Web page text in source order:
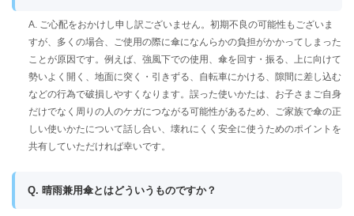
A. ご心配をおかけし申し訳ございません。初期不良の可能性もございま
すが、多くの場合、ご使用の際に傘になんらかの負担がかかってしまった
ことが原因です。例えば、強風下での使用、傘を回す・振る、上に向けて
勢いよく開く、地面に突く・引きずる、自転車にかける、隙間に差し込む
などの行為で破損しやすくなります。誤った使いかたは、お子さまご自身
だけでなく周りの人のケガにつながる可能性があるため、ご家族で傘の正
しい使いかたについて話し合い、壊れにくく安全に使うためのポイントを
共有していただければ幸いです。
Q. 晴雨兼用傘とはどういうものですか？